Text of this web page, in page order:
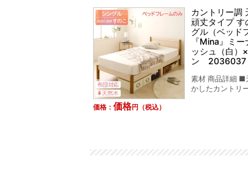
カントリー調
頑丈タイプ す
グル（ベッド
『Mina』ミ
ッシュ（白）
ン 2036037
素材 商品詳細 ■
かしたカントリ
価格： 価格円（税込）